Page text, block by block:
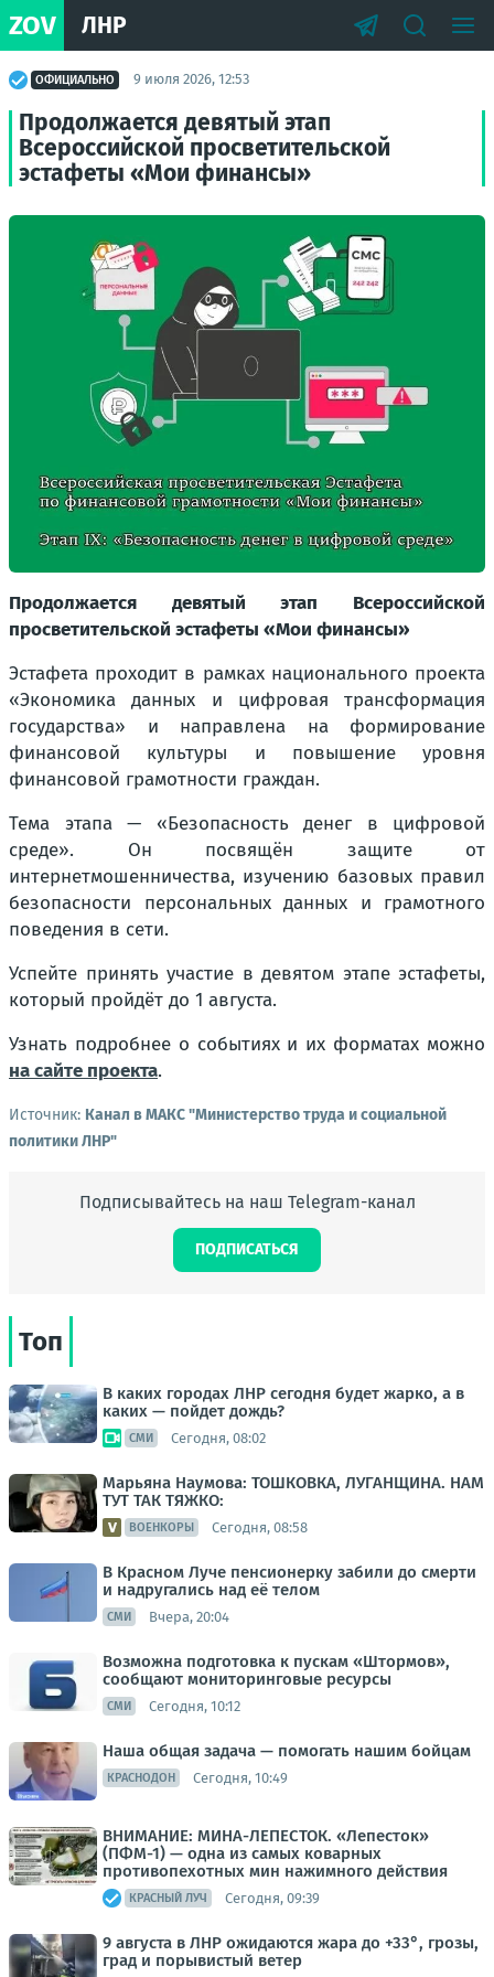
ZOV ЛНР
ОФИЦИАЛЬНО 9 июля 2026, 12:53
Продолжается девятый этап
Всероссийской просветительской
эстафеты «Мои финансы»
Продолжается девятый этап Всероссийской
просветительской эстафеты «Мои финансы»
Эстафета проходит в рамках национального проекта
«Экономика данных и цифровая трансформация
государства» и направлена на формирование
финансовой культуры и повышение уровня
финансовой грамотности граждан.
Тема этапа — «Безопасность денег в цифровой
среде». Он посвящён защите от
интернетмошенничества, изучению базовых правил
безопасности персональных данных и грамотного
поведения в сети.
Успейте принять участие в девятом этапе эстафеты,
который пройдёт до 1 августа.
Узнать подробнее о событиях и их форматах можно
на сайте проекта.
Источник: Канал в МАКС "Министерство труда и социальной
политики ЛНР"
Подписывайтесь на наш Telegram-канал
ПОДПИСАТЬСЯ
Топ
В каких городах ЛНР сегодня будет жарко, а в
каких — пойдет дождь?
СМИ Сегодня, 08:02
Марьяна Наумова: ТОШКОВКА, ЛУГАНЩИНА. НАМ
ТУТ ТАК ТЯЖКО:
ВОЕНКОРЫ Сегодня, 08:58
В Красном Луче пенсионерку забили до смерти
и надругались над её телом
СМИ Вчера, 20:04
Возможна подготовка к пускам «Штормов»,
сообщают мониторинговые ресурсы
СМИ Сегодня, 10:12
Наша общая задача — помогать нашим бойцам
КРАСНОДОН Сегодня, 10:49
ВНИМАНИЕ: МИНА-ЛЕПЕСТОК. «Лепесток»
(ПФМ-1) — одна из самых коварных
противопехотных мин нажимного действия
КРАСНЫЙ ЛУЧ Сегодня, 09:39
9 августа в ЛНР ожидаются жара до +33°, грозы,
град и порывистый ветер